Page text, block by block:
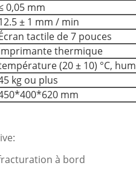
0,05 mm
± 1 mm / min
tactile de 7 pouces
thermique
(20 ± 10) °C,
kg ou plus
mm
à bord